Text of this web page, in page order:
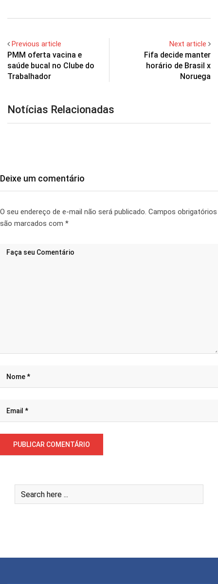
Previous article
PMM oferta vacina e
saúde bucal no Clube do
Trabalhador
Next article
Fifa decide manter
horário de Brasil x
Noruega
Notícias Relacionadas
Deixe um comentário
O seu endereço de e-mail não será publicado. Campos obrigatórios
são marcados com *